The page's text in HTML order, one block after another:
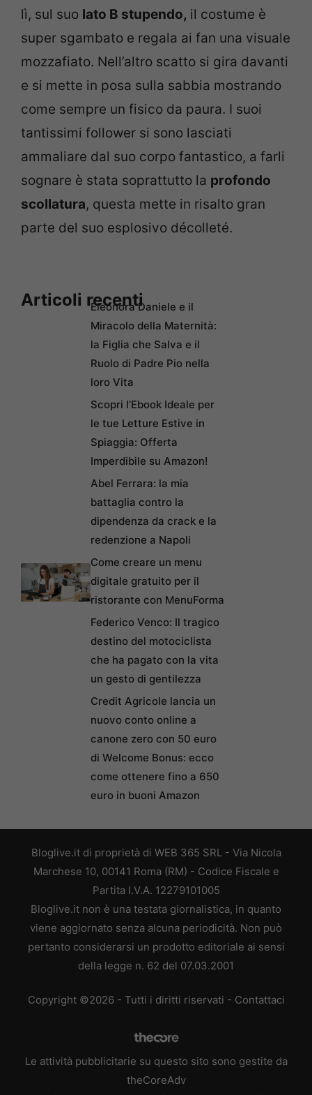
lì, sul suo lato B stupendo, il costume è
super sgambato e regala ai fan una visuale
mozzafiato. Nell’altro scatto si gira davanti
e si mette in posa sulla sabbia mostrando
come sempre un fisico da paura. I suoi
tantissimi follower si sono lasciati
ammaliare dal suo corpo fantastico, a farli
sognare è stata soprattutto la profondo
scollatura, questa mette in risalto gran
parte del suo esplosivo décolleté.
Articoli recentiEleonora Daniele e il
Miracolo della Maternità:
la Figlia che Salva e il
Ruolo di Padre Pio nella
loro Vita
Scopri l’Ebook Ideale per
le tue Letture Estive in
Spiaggia: Offerta
Imperdibile su Amazon!
Abel Ferrara: la mia
battaglia contro la
dipendenza da crack e la
redenzione a Napoli
Come creare un menu
digitale gratuito per il
ristorante con MenuForma
Federico Venco: Il tragico
destino del motociclista
che ha pagato con la vita
un gesto di gentilezza
Credit Agricole lancia un
nuovo conto online a
canone zero con 50 euro
di Welcome Bonus: ecco
come ottenere fino a 650
euro in buoni Amazon
Bloglive.it di proprietà di WEB 365 SRL - Via Nicola
Marchese 10, 00141 Roma (RM) - Codice Fiscale e
Partita I.V.A. 12279101005
Bloglive.it non è una testata giornalistica, in quanto
viene aggiornato senza alcuna periodicità. Non può
pertanto considerarsi un prodotto editoriale ai sensi
della legge n. 62 del 07.03.2001
Copyright ©2026 - Tutti i diritti riservati - Contattaci
Le attività pubblicitarie su questo sito sono gestite da
theCoreAdv